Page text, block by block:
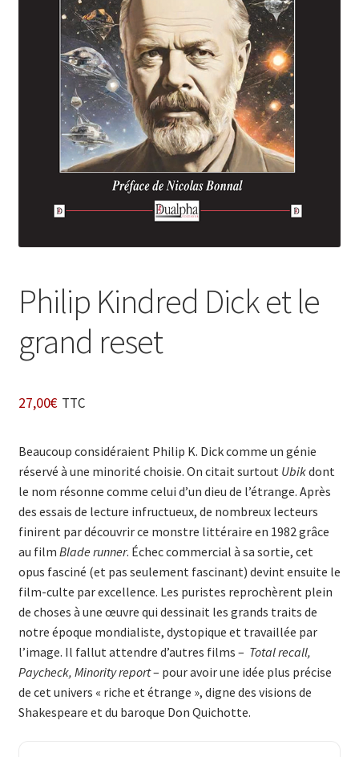
Login Customizer
Newsletter
Nous Contacter
Politique de confidentialité et cookies
Qui sommes-nous ?
Soutien à Philippe Randa
Philip Kindred Dick et le
grand reset
27,00€ TTC
Beaucoup considéraient Philip K. Dick comme un génie
réservé à une minorité choisie. On citait surtout Ubikdont
le nom résonne comme celui d’un dieu de l’étrange. Après
des essais de lecture infructueux, de nombreux lecteurs
finirent par découvrir ce monstre littéraire en 1982 grâce
au film Blade runner. Échec commercial à sa sortie, cet
opus fasciné (et pas seulement fascinant) devint ensuite le
film-culte par excellence. Les puristes reprochèrent plein
de choses à une œuvre qui dessinait les grands traits de
notre époque mondialiste, dystopique et travaillée par
l’image. Il fallut attendre d’autres films – Total recall,
Paycheck, Minority report– pour avoir une idée plus précise
de cet univers « riche et étrange », digne des visions de
Shakespeare et du baroque Don Quichotte.